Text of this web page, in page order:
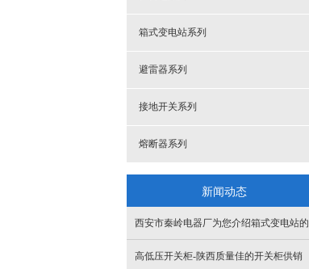
箱式变电站系列
避雷器系列
接地开关系列
熔断器系列
新闻动态
西安市秦岭电器厂为您介绍箱式变电站的工作原理
高低压开关柜-陕西质量佳的开关柜供销